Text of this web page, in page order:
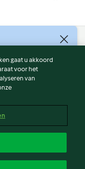
gaat u akkoord
voor het
van